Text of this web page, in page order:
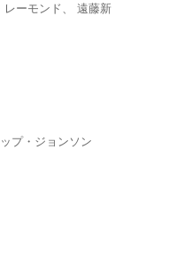
ーモンド、 遠藤新
プ・ジョンソン